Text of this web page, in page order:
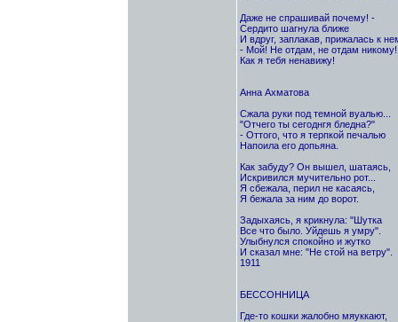
Даже не спрашивай почему! -
Сердито шагнула ближе
И вдруг, заплакав, прижалась к
- Мой! Не отдам, не отдам никому!
Как я тебя ненавижу!
Анна Ахматова
Сжала руки под темной вуалью...
"Отчего ты сегоднгя бледна?"
- Оттого, что я терпкой печалью
Напоила его допьяна.
Как забуду? Он вышел, шатаясь,
Искривился мучительно рот...
Я сбежала, перил не касаясь,
Я бежала за ним до ворот.
Задыхаясь, я крикнула: "Шутка
Все что было. Уйдешь я умру".
Улыбнулся спокойно и жутко
И сказал мне: "Не стой на ветру".
1911
БЕССОННИЦА
Где-то кошки жалобно мяуккают,